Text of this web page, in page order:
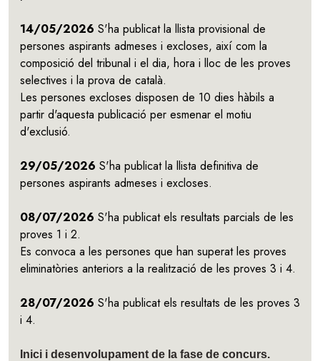
14/05/2026 S'ha publicat la llista provisional de
persones aspirants admeses i excloses, així com la
composició del tribunal i el dia, hora i lloc de les proves
selectives i la prova de català.
Les persones excloses disposen de 10 dies hàbils a
partir d'aquesta publicació per esmenar el motiu
d'exclusió.
29/05/2026 S'ha publicat la llista definitiva de
persones aspirants admeses i excloses.
08/07/2026 S'ha publicat els resultats parcials de les
proves 1 i 2.
Es convoca a les persones que han superat les proves
eliminatòries anteriors a la realització de les proves 3 i 4.
28/07/2026 S'ha publicat els resultats de les proves 3
i 4.
Inici i desenvolupament de la fase de concurs.